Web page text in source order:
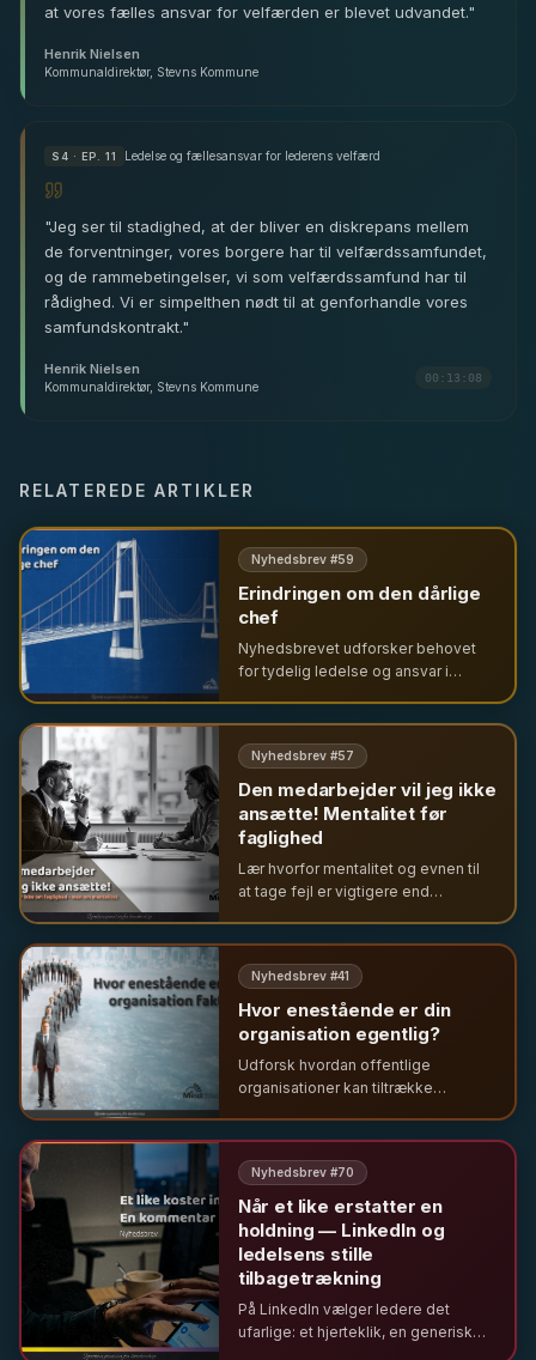
at vores fælles ansvar for velfærden er blevet udvandet."
Henrik Nielsen
Kommunaldirektør, Stevns Kommune
S4 · EP. 11 Ledelse og fællesansvar for lederens velfærd
"Jeg ser til stadighed, at der bliver en diskrepans mellem
de forventninger, vores borgere har til velfærdssamfundet,
og de rammebetingelser, vi som velfærdssamfund har til
rådighed. Vi er simpelthen nødt til at genforhandle vores
samfundskontrakt."
Henrik Nielsen
Kommunaldirektør, Stevns Kommune
00:13:08
RELATEREDE ARTIKLER
Nyhedsbrev #59
Erindringen om den dårlige
chef
Nyhedsbrevet udforsker behovet
for tydelig ledelse og ansvar i
vi savner ledelse trods frygten for
autoritet.
Nyhedsbrev #57
Den medarbejder vil jeg ikke
ansætte! Mentalitet før
faglighed
Lær hvorfor mentalitet og evnen til
at tage fejl er vigtigere end
betydningen af psykologisk
tryghed.
Nyhedsbrev #41
Hvor enestående er din
organisation egentlig?
Udforsk hvordan offentlige
organisationer kan tiltrække
fejl og ressourcemangel til
potentiale og innovation.
Nyhedsbrev #70
Når et like erstatter en
holdning — LinkedIn og
ledelsens stille
tilbagetrækning
På LinkedIn vælger ledere det
ufarlige: et hjerteklik, en generisk